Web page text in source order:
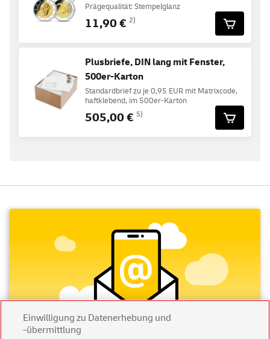
Prägequalität: Stempelglanz
11,90 € 2)
Plusbriefe, DIN lang mit Fenster,
500er-Karton
Standardbrief zu je 0,95 EUR mit Matrixcode,
haftklebend, im 500er-Karton
505,00 € 5)
Einwilligung zu Datenerhebung und
-übermittlung